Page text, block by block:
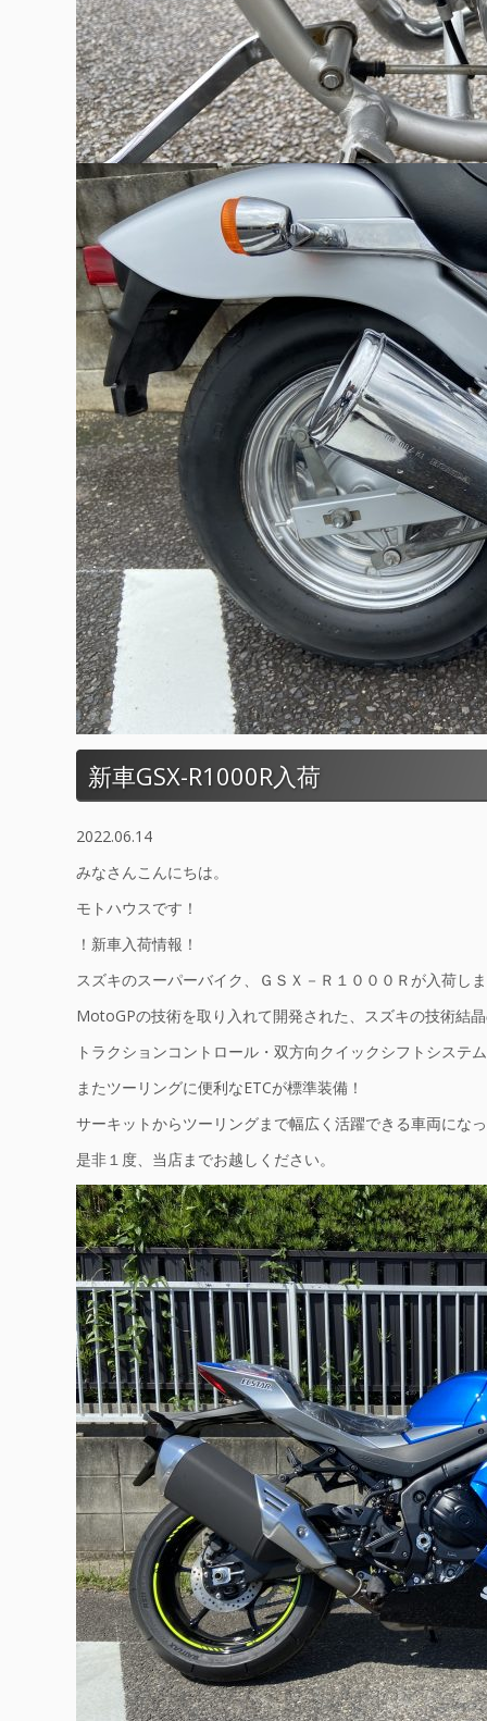
新車GSX-R1000R入荷
2022.06.14
みなさんこんにちは。
モトハウスです！
！新車入荷情報！
スズキのスーパーバイク、ＧＳＸ－Ｒ１０００Ｒが入荷し
MotoGPの技術を取り入れて開発された、スズキの技術結
トラクションコントロール・双方向クイックシフトシステ
またツーリングに便利なETCが標準装備！
サーキットからツーリングまで幅広く活躍できる車両にな
是非１度、当店までお越しください。